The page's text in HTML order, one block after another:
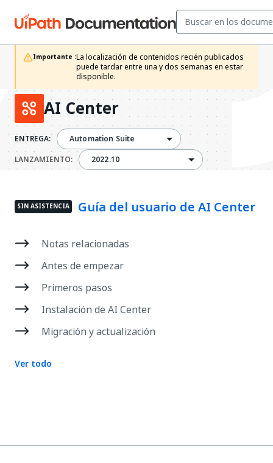
Importante :La localización de contenidos recién publicados
puede tardar entre una y dos semanas en estar
disponible.
AI Center
ENTREGA:
Automation Suite
LANZAMIENTO:2022.102022.10
SIN ASISTENCIA Guía del usuario de AI Center
Notas relacionadas
Antes de empezar
Primeros pasos
Instalación de AI Center
Migración y actualización
Ver todo